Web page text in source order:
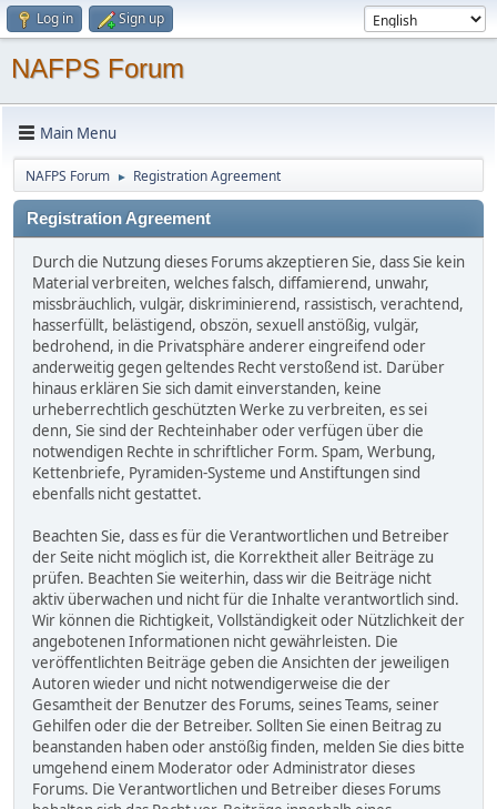
Log in Sign up
NAFPS Forum
Main Menu
NAFPS Forum ► Registration Agreement
Registration Agreement
Durch die Nutzung dieses Forums akzeptieren Sie, dass Sie kein
Material verbreiten, welches falsch, diffamierend, unwahr,
missbräuchlich, vulgär, diskriminierend, rassistisch, verachtend,
hasserfüllt, belästigend, obszön, sexuell anstößig, vulgär,
bedrohend, in die Privatsphäre anderer eingreifend oder
anderweitig gegen geltendes Recht verstoßend ist. Darüber
hinaus erklären Sie sich damit einverstanden, keine
urheberrechtlich geschützten Werke zu verbreiten, es sei
denn, Sie sind der Rechteinhaber oder verfügen über die
notwendigen Rechte in schriftlicher Form. Spam, Werbung,
Kettenbriefe, Pyramiden-Systeme und Anstiftungen sind
ebenfalls nicht gestattet.
Beachten Sie, dass es für die Verantwortlichen und Betreiber
der Seite nicht möglich ist, die Korrektheit aller Beiträge zu
prüfen. Beachten Sie weiterhin, dass wir die Beiträge nicht
aktiv überwachen und nicht für die Inhalte verantwortlich sind.
Wir können die Richtigkeit, Vollständigkeit oder Nützlichkeit der
angebotenen Informationen nicht gewährleisten. Die
veröffentlichten Beiträge geben die Ansichten der jeweiligen
Autoren wieder und nicht notwendigerweise die der
Gesamtheit der Benutzer des Forums, seines Teams, seiner
Gehilfen oder die der Betreiber. Sollten Sie einen Beitrag zu
beanstanden haben oder anstößig finden, melden Sie dies bitte
umgehend einem Moderator oder Administrator dieses
Forums. Die Verantwortlichen und Betreiber dieses Forums